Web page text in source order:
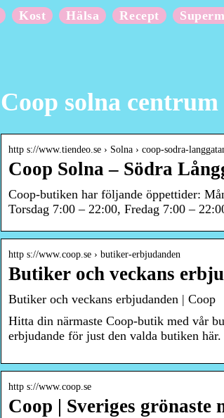
Kost Hälsa Recept
Coop solna centrum
http s://www.tiendeo.se › Solna › coop-sodra-
Coop Solna – Södra
Coop-butiken har följande öppettider:
Torsdag 7:00 – 22:00, Fredag 7:00 –
http s://www.coop.se › butiker-erbjudanden
Butiker och veckans
Butiker och veckans erbjudanden | Coop
Hitta din närmaste Coop-butik med vår
erbjudande för just den valda butiken här.
http s://www.coop.se
Coop | Sveriges grönaste